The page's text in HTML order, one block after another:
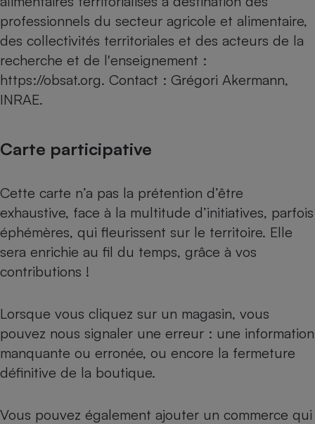
professionnels du secteur agricole et alimentaire,
des collectivités territoriales et des acteurs de la
recherche et de l'enseignement :
https://obsat.org. Contact : Grégori Akermann,
INRAE.
Carte participative
Cette carte n’a pas la prétention d’être
exhaustive, face à la multitude d’initiatives, parfois
éphémères, qui fleurissent sur le territoire. Elle
sera enrichie au fil du temps, grâce à vos
contributions !
Lorsque vous cliquez sur un magasin, vous
pouvez nous signaler une erreur : une information
manquante ou erronée, ou encore la fermeture
définitive de la boutique.
Vous pouvez également ajouter un commerce qui